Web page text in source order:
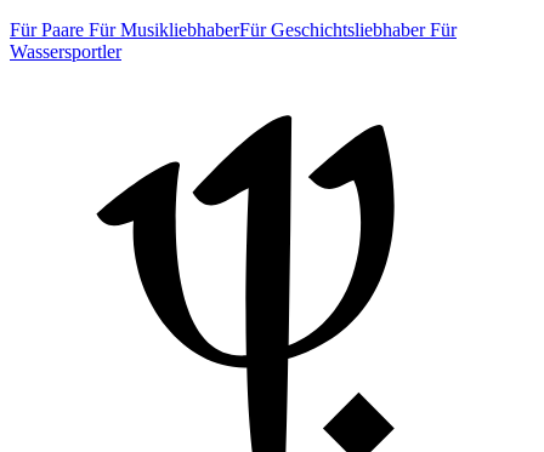
Für Paare Für MusikliebhaberFür GeschichtsliebhaberFür
Wassersportler